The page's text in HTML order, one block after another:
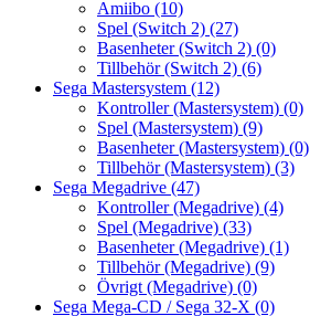
Amiibo (10)
Spel (Switch 2) (27)
Basenheter (Switch 2) (0)
Tillbehör (Switch 2) (6)
Sega Mastersystem (12)
Kontroller (Mastersystem) (0)
Spel (Mastersystem) (9)
Basenheter (Mastersystem) (0)
Tillbehör (Mastersystem) (3)
Sega Megadrive (47)
Kontroller (Megadrive) (4)
Spel (Megadrive) (33)
Basenheter (Megadrive) (1)
Tillbehör (Megadrive) (9)
Övrigt (Megadrive) (0)
Sega Mega-CD / Sega 32-X (0)